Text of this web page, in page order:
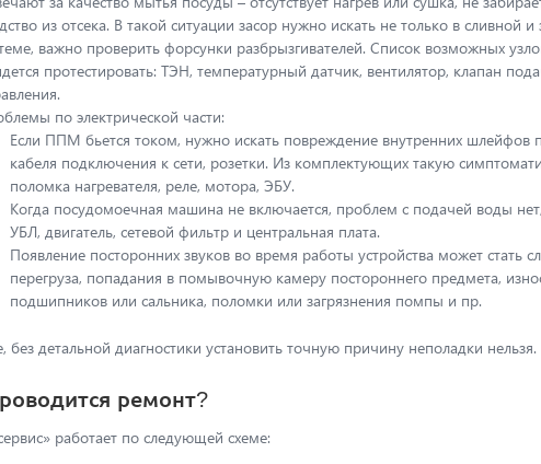
машина страшно
познаний в ее
недостаточно,
сделать самому.
по работе не
возможности.
просили или
проблемы,
неудобное время.
– никаких
проблема была
Москва
посудомоечную машину,
спасибо! Техника не завершала
цикл. Теперь все прекрасно
работает, я проверяла. Еще и
вам. Буду обязательно
рекомендовать знакомым.
Москва
из отсека. В такой ситуации засор нужно искать не только в сливной и
важно проверить форсунки разбрызгивателей. Список возможных
протестировать: ТЭН, температурный датчик, вентилятор, клапан
по электрической части:
Если ППМ бьется током, нужно искать повреждение внутренних шлейфов
кабеля подключения к сети, розетки. Из комплектующих такую
поломка нагревателя, реле, мотора, ЭБУ.
Когда посудомоечная машина не включается, проблем с подачей воды
УБЛ, двигатель, сетевой фильтр и центральная плата.
Появление посторонних звуков во время работы устройства может стать
перегруза, попадания в помывочную камеру постороннего предмета,
подшипников или сальника, поломки или загрязнения помпы и пр.
без детальной диагностики установить точную причину неполадки нельзя.
ремонт?
работает по следующей схеме: